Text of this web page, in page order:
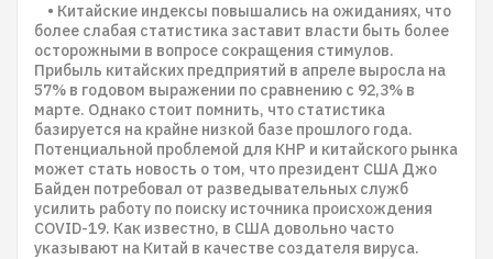
• Китайские индексы повышались на ожиданиях, что
более слабая статистика заставит власти быть более
осторожными в вопросе сокращения стимулов.
Прибыль китайских предприятий в апреле выросла на
57% в годовом выражении по сравнению с 92,3% в
марте. Однако стоит помнить, что статистика
базируется на крайне низкой базе прошлого года.
Потенциальной проблемой для КНР и китайского рынка
может стать новость о том, что президент США Джо
Байден потребовал от разведывательных служб
усилить работу по поиску источника происхождения
COVID-19. Как известно, в США довольно часто
указывают на Китай в качестве создателя вируса.